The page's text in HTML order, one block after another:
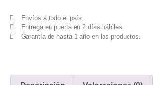
Envíos a todo el país.
Entrega en puerta en 2 días hábiles.
Garantía de hasta 1 año en los productos.